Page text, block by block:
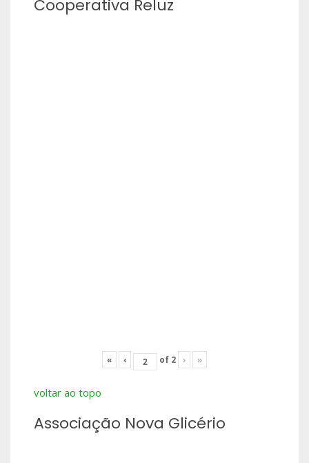
Cooperativa Reluz
« ‹ of 2 › »
voltar ao topo
Associação Nova Glicério